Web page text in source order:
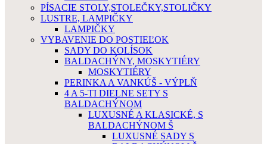
PÍSACIE STOLY,STOLEČKY,STOLIČKY
LUSTRE, LAMPIČKY
LAMPIČKY
VYBAVENIE DO POSTIEĽOK
SADY DO KOLÍSOK
BALDACHÝNY, MOSKYTIÉRY
MOSKYTIÉRY
PERINKA A VANKÚŠ - VÝPLŇ
4 A 5-TI DIELNE SETY S
BALDACHÝNOM
LUXUSNÉ A KLASICKÉ, S
BALDACHÝNOM Š
LUXUSNÉ SADY S